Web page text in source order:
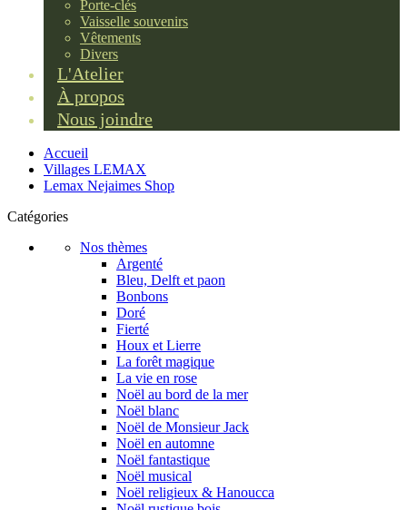
Porte-clés
Vaisselle souvenirs
Vêtements
Divers
L'Atelier
À propos
Nous joindre
Accueil
Villages LEMAX
Lemax Nejaimes Shop
Catégories
Nos thèmes
Argenté
Bleu, Delft et paon
Bonbons
Doré
Fierté
Houx et Lierre
La forêt magique
La vie en rose
Noël au bord de la mer
Noël blanc
Noël de Monsieur Jack
Noël en automne
Noël fantastique
Noël musical
Noël religieux & Hanoucca